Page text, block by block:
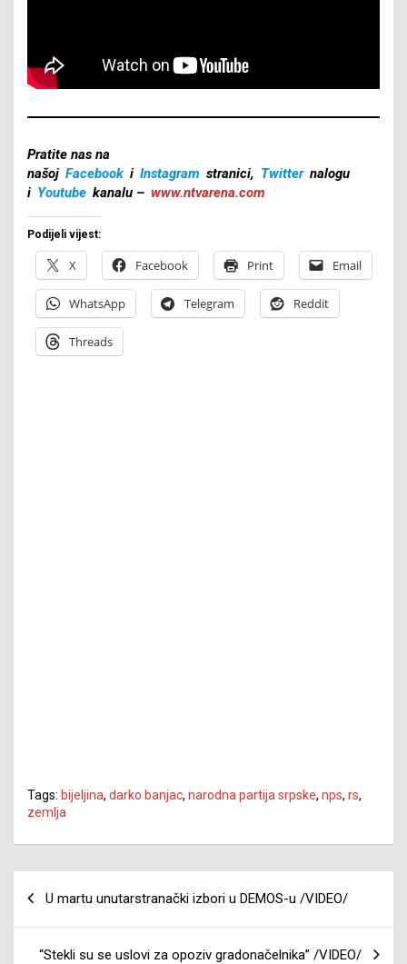
Pratite nas na
našoj Facebook i Instagram stranici, Twitter nalogu
i Youtube kanalu – www.ntvarena.com
Podijeli vijest:
X Facebook Print Email
WhatsApp Telegram Reddit
Threads
Tags: bijeljina, darko banjac, narodna partija srpske, nps, rs,
zemlja
U martu unutarstranački izbori u DEMOS-u /VIDEO/
“Stekli su se uslovi za opoziv gradonačelnika” /VIDEO/